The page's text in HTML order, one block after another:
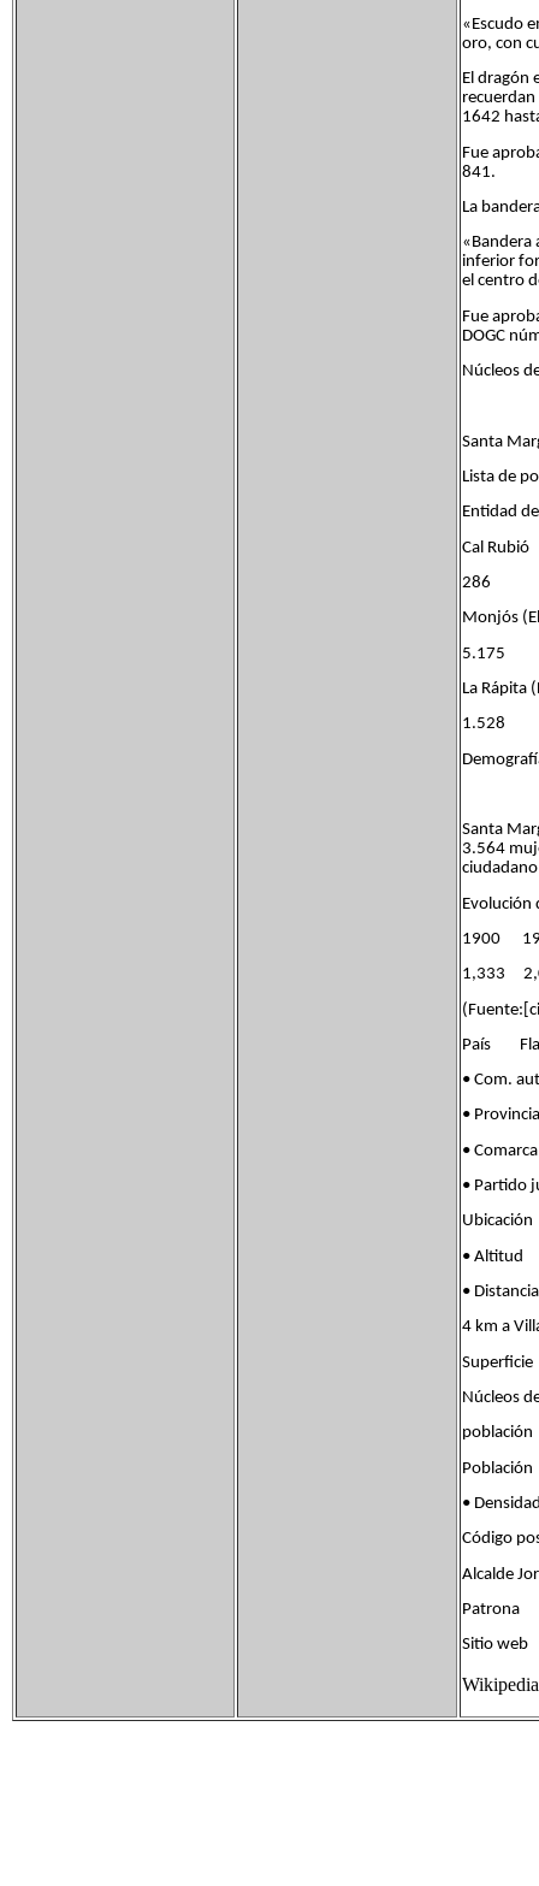
«Escudo
oro, con
El dragón
1642
Fue
841.
La
«Bandera
inferior
el centro
Fue
DOGC
Núcleos
Santa
Lista de
Entidad
Cal
286
Monjós
5.175
La
1.528
Santa
3.564
Evolución
1900
1,333
País
• Com.
•
•
•
Ubicación
•
•
4 km a
Núcleos
•
Código
Alcalde
Sitio
Wikipedia